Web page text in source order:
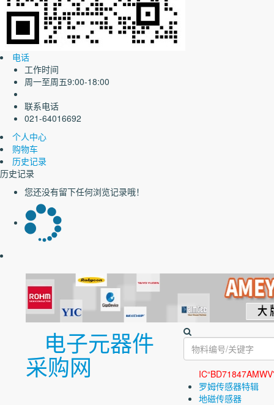
电话
工作时间
周一至周五9:00-18:00
联系电话
021-64016692
个人中心
购物车
历史记录
历史记录
您还没有留下任何浏览记录哦！
电子元器件
采购网
罗姆传感器特辑
地磁传感器